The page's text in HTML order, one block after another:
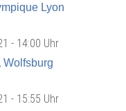
Lyon
- 14:00 Uhr
Wolfsburg
- 15:55 Uhr